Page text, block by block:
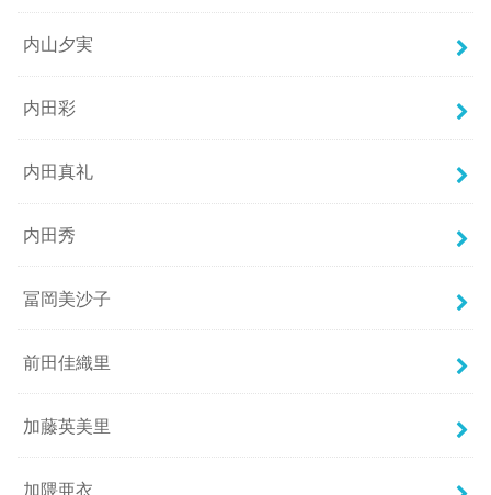
内山夕実
内田彩
内田真礼
内田秀
冨岡美沙子
前田佳織里
加藤英美里
加隈亜衣